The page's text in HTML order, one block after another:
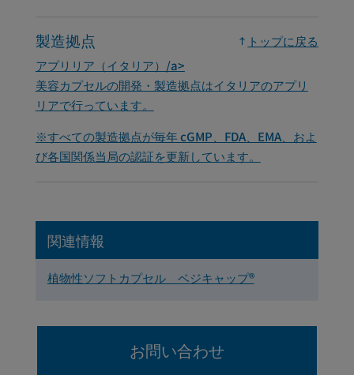
トップに戻る
製造拠点
アプリリア（イタリア）/a>
美容カプセルの開発・製造拠点はイタリアのアプリ
リアで行っています。
※すべての製造拠点が毎年 cGMP、FDA、EMA、およ
び各国関係当局の認証を更新しています。
関連情報
植物性ソフトカプセル ベジキャップ®
お問い合わせ